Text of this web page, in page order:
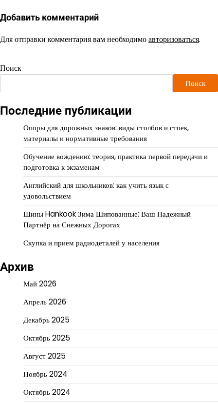
Добавить комментарий
Для отправки комментария вам необходимоавторизоваться.
Поиск
Поиск
Последние публикации
Опоры для дорожных знаков: виды столбов и стоек,
материалы и нормативные требования
Обучение вождению: теория, практика первой передачи и
подготовка к экзаменам
Английский для школьников: как учить язык с
удовольствием
Шины Hankook Зима Шипованные: Ваш Надежный
Партнёр на Снежных Дорогах
Скупка и прием радиодеталей у населения
Архив
Май 2026
Апрель 2026
Декабрь 2025
Октябрь 2025
Август 2025
Ноябрь 2024
Октябрь 2024